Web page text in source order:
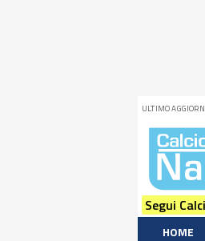
ULTIMO
Segui
HOME